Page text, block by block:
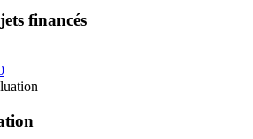
financés